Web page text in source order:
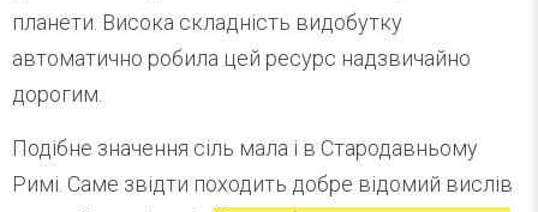
планети. Висока складність видобутку
автоматично робила цей ресурс надзвичайно
дорогим.
Подібне значення сіль мала і в Стародавньому
Римі. Саме звідти походить добре відомий вислів